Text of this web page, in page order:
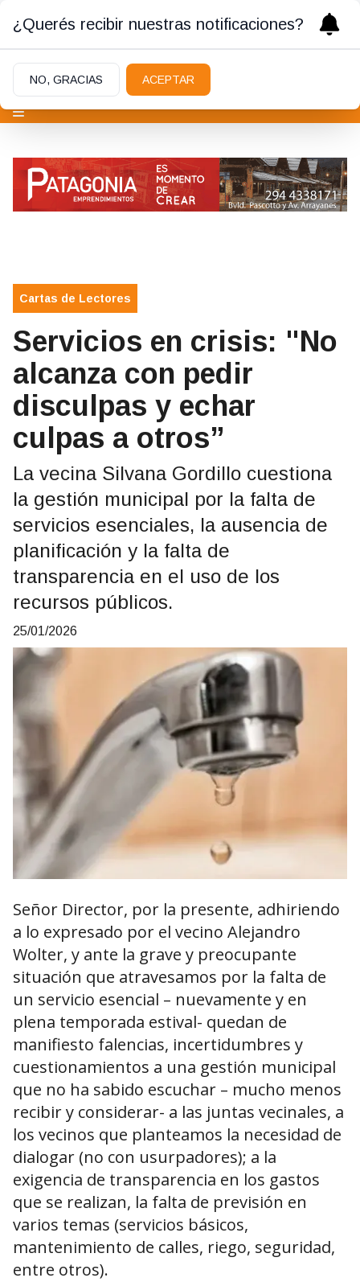
Cartas de Lectores
Servicios en crisis: "No
alcanza con pedir
disculpas y echar
culpas a otros”
La vecina Silvana Gordillo cuestiona
la gestión municipal por la falta de
servicios esenciales, la ausencia de
planificación y la falta de
transparencia en el uso de los
recursos públicos.
25/01/2026
Señor Director, por la presente, adhiriendo
a lo expresado por el vecino Alejandro
Wolter, y ante la grave y preocupante
situación que atravesamos por la falta de
un servicio esencial – nuevamente y en
plena temporada estival- quedan de
manifiesto falencias, incertidumbres y
cuestionamientos a una gestión municipal
que no ha sabido escuchar – mucho menos
recibir y considerar- a las juntas vecinales, a
los vecinos que planteamos la necesidad de
dialogar (no con usurpadores); a la
exigencia de transparencia en los gastos
que se realizan, la falta de previsión en
varios temas (servicios básicos,
mantenimiento de calles, riego, seguridad,
entre otros).
¿Querés recibir nuestras notificaciones?
NO, GRACIAS ACEPTAR